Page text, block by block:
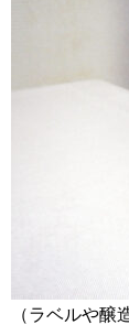
（ラベルや醸